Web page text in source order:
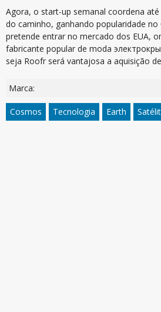
Agora, o start-up semanal coordena
do caminho, ganhando popularidade no
pretende entrar no mercado dos EUA,
fabricante popular de moda
seja Roofr será vantajosa a aquisição
Marca:
Cosmos Tecnologia Earth